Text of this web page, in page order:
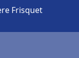
Frisquet